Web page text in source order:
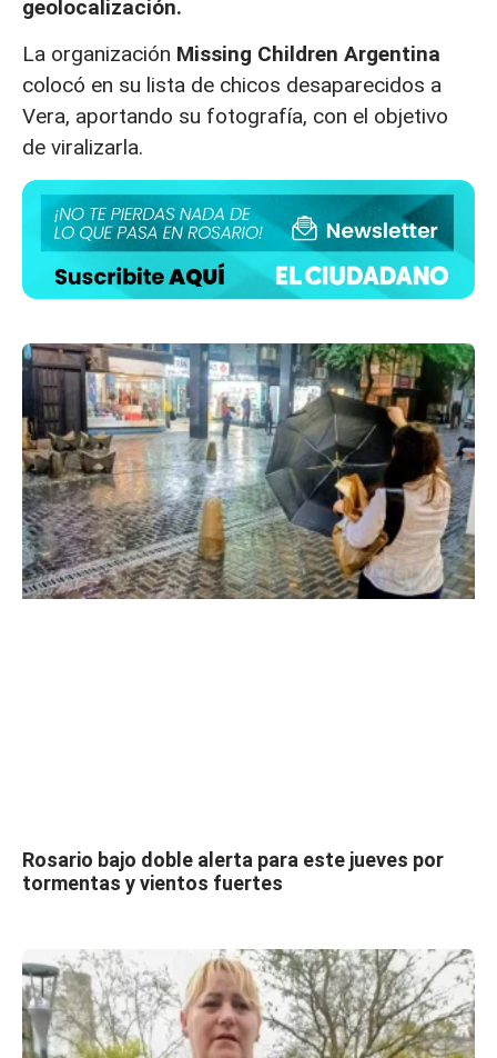
geolocalización.
La organización Missing Children Argentina
colocó en su lista de chicos desaparecidos a
Vera, aportando su fotografía, con el objetivo
de viralizarla.
Rosario bajo doble alerta para este jueves por
tormentas y vientos fuertes